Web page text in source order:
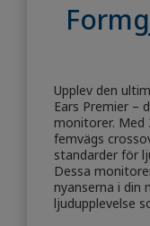
Upplev den
Ears Premier –
monitorer.
femvägs
standarder för
Dessa
nyanserna i din
ljudupplevelse